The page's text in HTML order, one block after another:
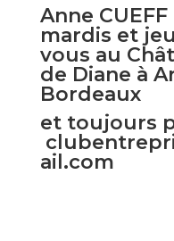
Anne
mardis et
vous au
de Diane à
Bordeaux
et toujours
ail.com